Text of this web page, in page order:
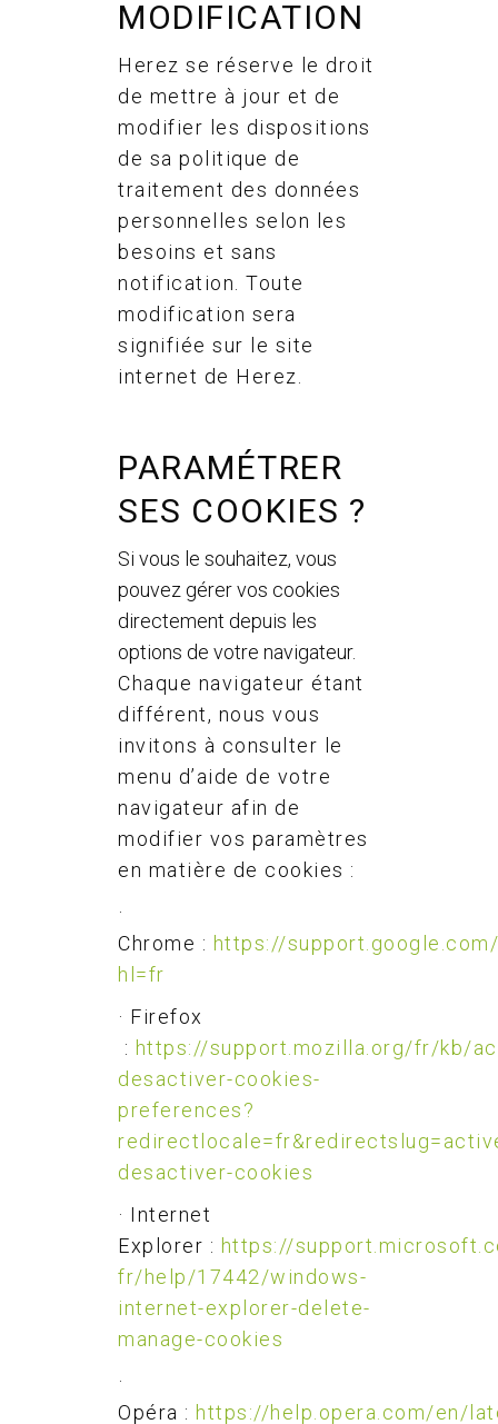
MODIFICATION
Herez se réserve le droit
de mettre à jour et de
modifier les dispositions
de sa politique de
traitement des données
personnelles selon les
besoins et sans
notification. Toute
modification sera
signifiée sur le site
internet de Herez.
PARAMÉTRER
SES COOKIES ?
Si vous le souhaitez, vous
pouvez gérer vos cookies
directement depuis les
options de votre navigateur.
Chaque navigateur étant
différent, nous vous
invitons à consulter le
menu d’aide de votre
navigateur afin de
modifier vos paramètres
en matière de cookies :
·
Chrome : https://
hl=fr
· Firefox
: https://support.mozilla.org/fr/kb/
desactiver-cookies-
preferences?
desactiver-cookies
· Internet
Explorer : https://
fr/help/17442/windows-
internet-explorer-delete-
manage-cookies
·
Opéra : https://help.opera.com/en/